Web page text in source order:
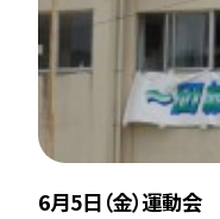
6月5日（金）運動会